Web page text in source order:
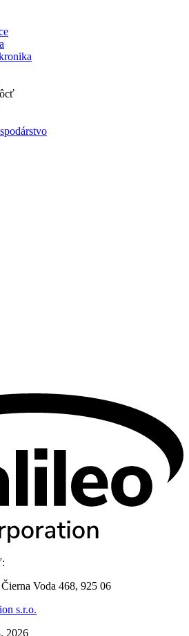
Voda 468, 925 06
s.r.o.
2026